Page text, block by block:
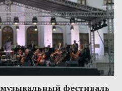
фестиваль